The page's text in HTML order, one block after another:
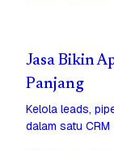
Jasa Bikin
Panjang
Kelola leads,
dalam satu